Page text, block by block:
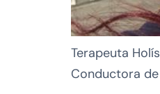
Terapeuta
Conductora